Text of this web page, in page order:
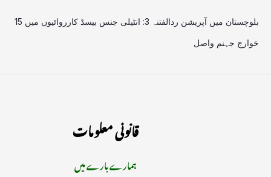
بلوچستان میں آپریشن ردالفتنہ 3: انٹیلی جنس بیسڈ کارروائیوں میں 15
خوارج جہنم واصل
قانونی معلومات
ہمارے بارے میں